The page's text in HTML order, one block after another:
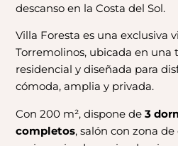
descanso en la Costa del Sol.
Villa Foresta es una exclusiva
Torremolinos, ubicada en una
residencial y diseñada para
cómoda, amplia y privada.
Con 200 m², dispone de3
completos, salón con zona